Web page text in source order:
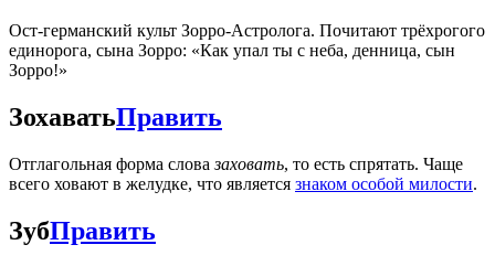
Ост-германский культ Зорро-Астролога. Почитают трёхрогого
единорога, сына Зорро: «Как упал ты с неба, денница, сын
Зорро!»
ЗохаватьПравить
Отглагольная форма словазаховать, то есть спрятать. Чаще
всего ховают в желудке, что является знаком особой милости.
ЗубПравить